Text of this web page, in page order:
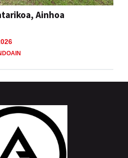
Ainhoa